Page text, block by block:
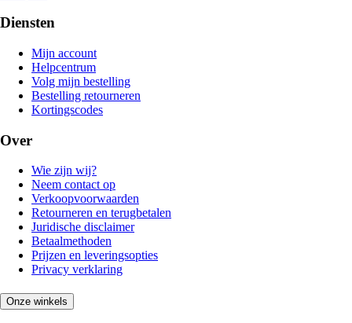
Diensten
Mijn account
Helpcentrum
Volg mijn bestelling
Bestelling retourneren
Kortingscodes
Over
Wie zijn wij?
Neem contact op
Verkoopvoorwaarden
Retourneren en terugbetalen
Juridische disclaimer
Betaalmethoden
Prijzen en leveringsopties
Privacy verklaring
Onze winkels